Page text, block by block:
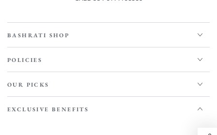
BASHRATI SHOP
POLICIES
OUR PICKS
EXCLUSIVE BENEFITS